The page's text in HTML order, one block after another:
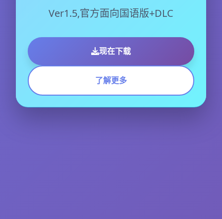
Ver1.5,官方面向国语版+DLC
现在下载
了解更多